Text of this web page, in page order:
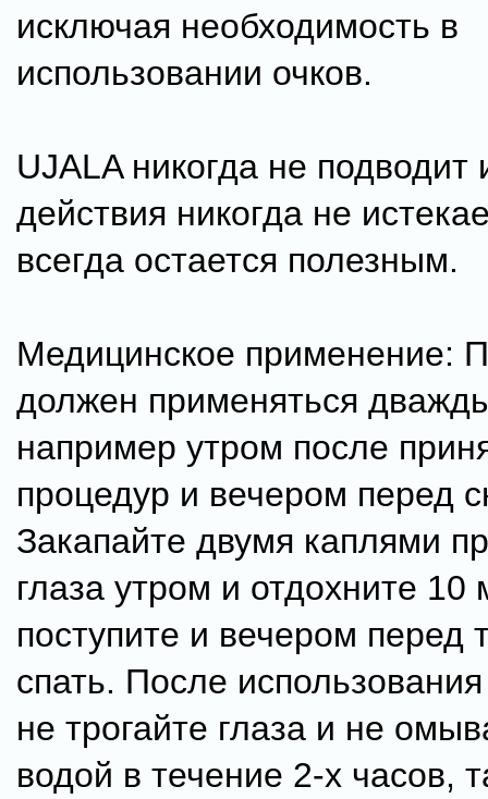
исключая необходимость в
использовании очков.
UJALA никогда не подводит
действия никогда не
всегда остается полезным.
Медицинское применение:
должен применяться
например утром после
процедур и вечером перед
Закапайте двумя каплями
глаза утром и отдохните 10
поступите и вечером перед
спать. После
не трогайте глаза и не
водой в течение 2-х часов,